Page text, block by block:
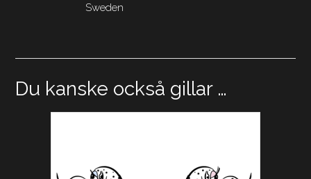
Sweden
Du kanske också gillar …